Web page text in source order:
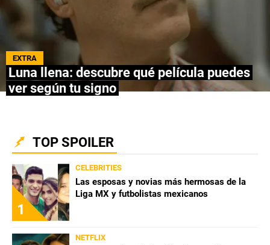
INFLUENCERS
SPOILER US
Escribe en Spoiler
Términos y Condiciones
Políticas de Privacidad
Política Editorial
EXTRA
Luna llena: descubre qué película puedes
ver según tu signo
TOP SPOILER
1
CELEBRITIES
Las esposas y novias más hermosas de la
Liga MX y futbolistas mexicanos
NETFLIX